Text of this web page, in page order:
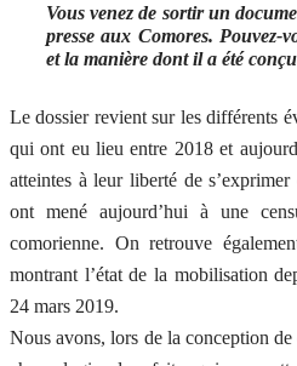
Vous venez de sortir un
presse aux Comores.
et la manière dont il a été
Le dossier revient sur les différents
qui ont eu lieu entre 2018 et
atteintes à leur liberté de
ont mené aujourd’hui à une
comorienne. On retrouve
montrant l’état de la mobilisation
24 mars 2019.
Nous avons, lors de la conception